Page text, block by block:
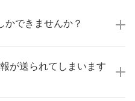
できませんか？
利用して転職に成功した方
に合った職場を選ばれて
が送られてしまいます